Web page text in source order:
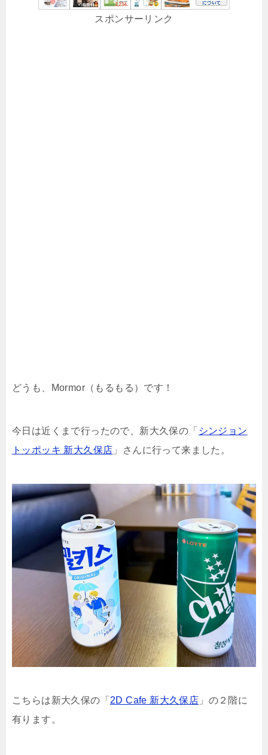
スポンサーリンク
どうも、Mormor（もるもる）です！
今日は近くまで行ったので、新大久保の「 シンジョン
トッポッキ 新大久保店 」さんに行って来ました。
こちらは新大久保の「 2D Cafe 新大久保店 」の２階に
有ります。